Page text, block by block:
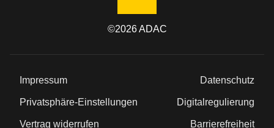
©2026ADAC
Impressum Datenschutz
Privatsphäre-Einstellungen Digitalregulierung
Vertrag widerrufen Barrierefreiheit